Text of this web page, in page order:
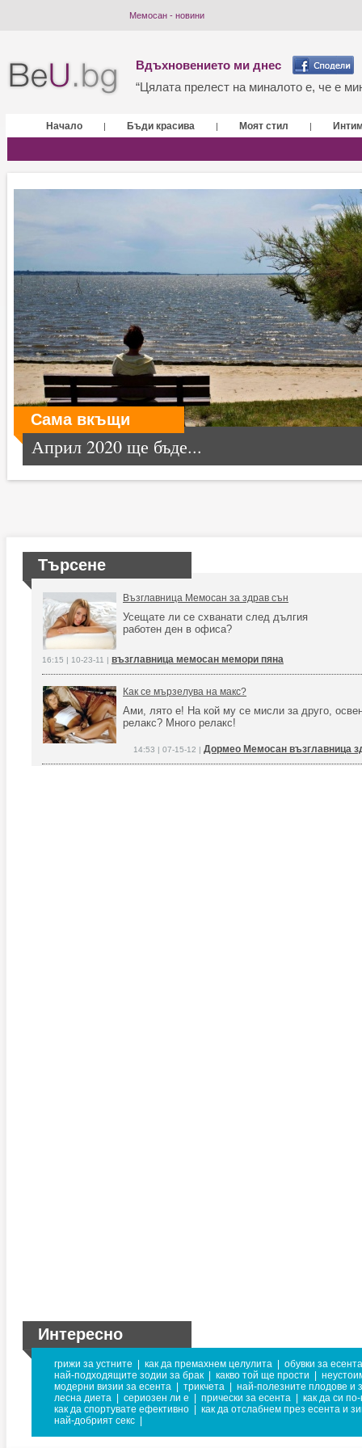
Мемосан - новини
Вдъхновението ми днес
“Цялата прелест на миналото е, че е
Начало | Бъди красива | Моят стил |
Сама вкъщи
Април 2020 ще бъде...
Търсене
Възглавница Мемосан за здрав сън
Усещате ли се схванати след дългия
работен ден в офиса?
16:15 | 10-23-11 | възглавница мемосан мемори пяна
Как се мързелува на макс?
Ами, лято е! На кой му се мисли за друго,
релакс? Много релакс!
14:53 | 07-15-12 | Дормео Мемосан възглавница
Интересно
грижи за устните как да премахнем целулита
обувки за есента
най-подходящите зодии за брак
какво той ще прости
модерни визии за есента
трикчета
най-полезните плодове и
лесна диета
сериозен ли е прически за есента
как да си
как да спортувате ефективно
как да отслабнем през есента и
най-добрият секс